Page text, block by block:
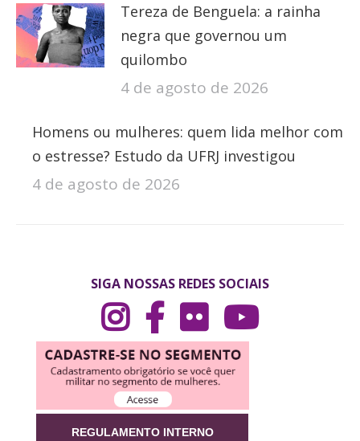
Tereza de Benguela: a rainha
negra que governou um
quilombo
4 de agosto de 2026
Homens ou mulheres: quem lida melhor com
o estresse? Estudo da UFRJ investigou
4 de agosto de 2026
SIGA NOSSAS REDES SOCIAIS
REGULAMENTO INTERNO